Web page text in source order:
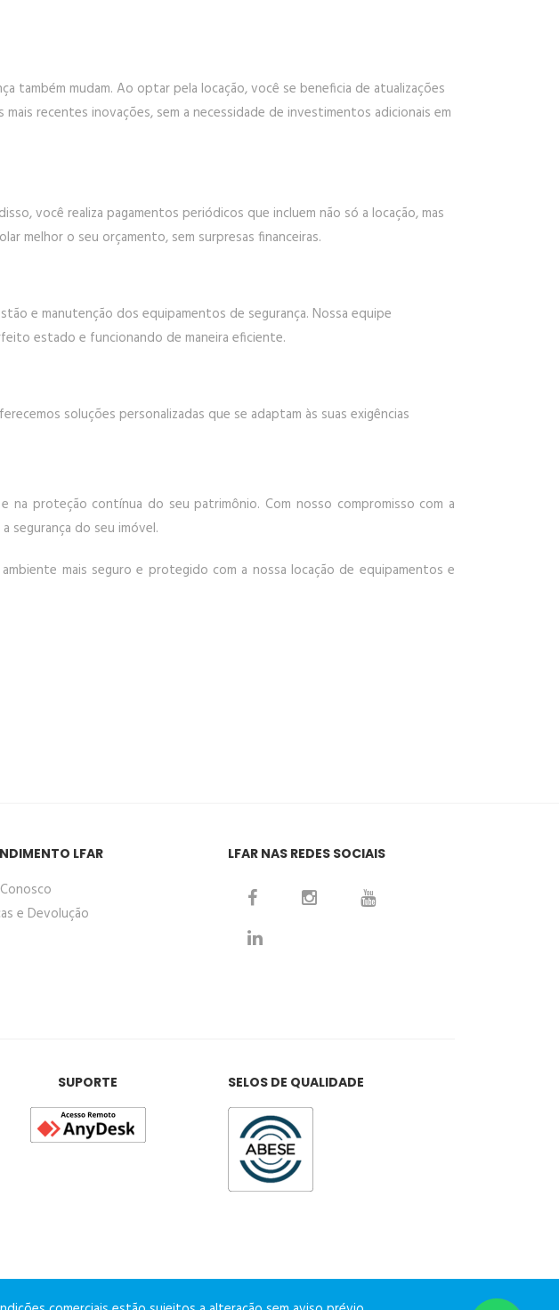
também mudam. Ao optar pela locação, você se beneficia de atualizações
recentes inovações, sem a necessidade de investimentos adicionais em
você realiza pagamentos periódicos que incluem não só a locação, mas
melhor o seu orçamento, sem surpresas financeiras.
e manutenção dos equipamentos de segurança. Nossa equipe
estado e funcionando de maneira eficiente.
soluções personalizadas que se adaptam às suas exigências
na proteção contínua do seu patrimônio. Com nosso compromisso com a
segurança do seu imóvel.
mais seguro e protegido com a nossa locação de equipamentos e
LFAR
e Devolução
LFAR NAS REDES SOCIAIS
SUPORTE SELOS DE QUALIDADE